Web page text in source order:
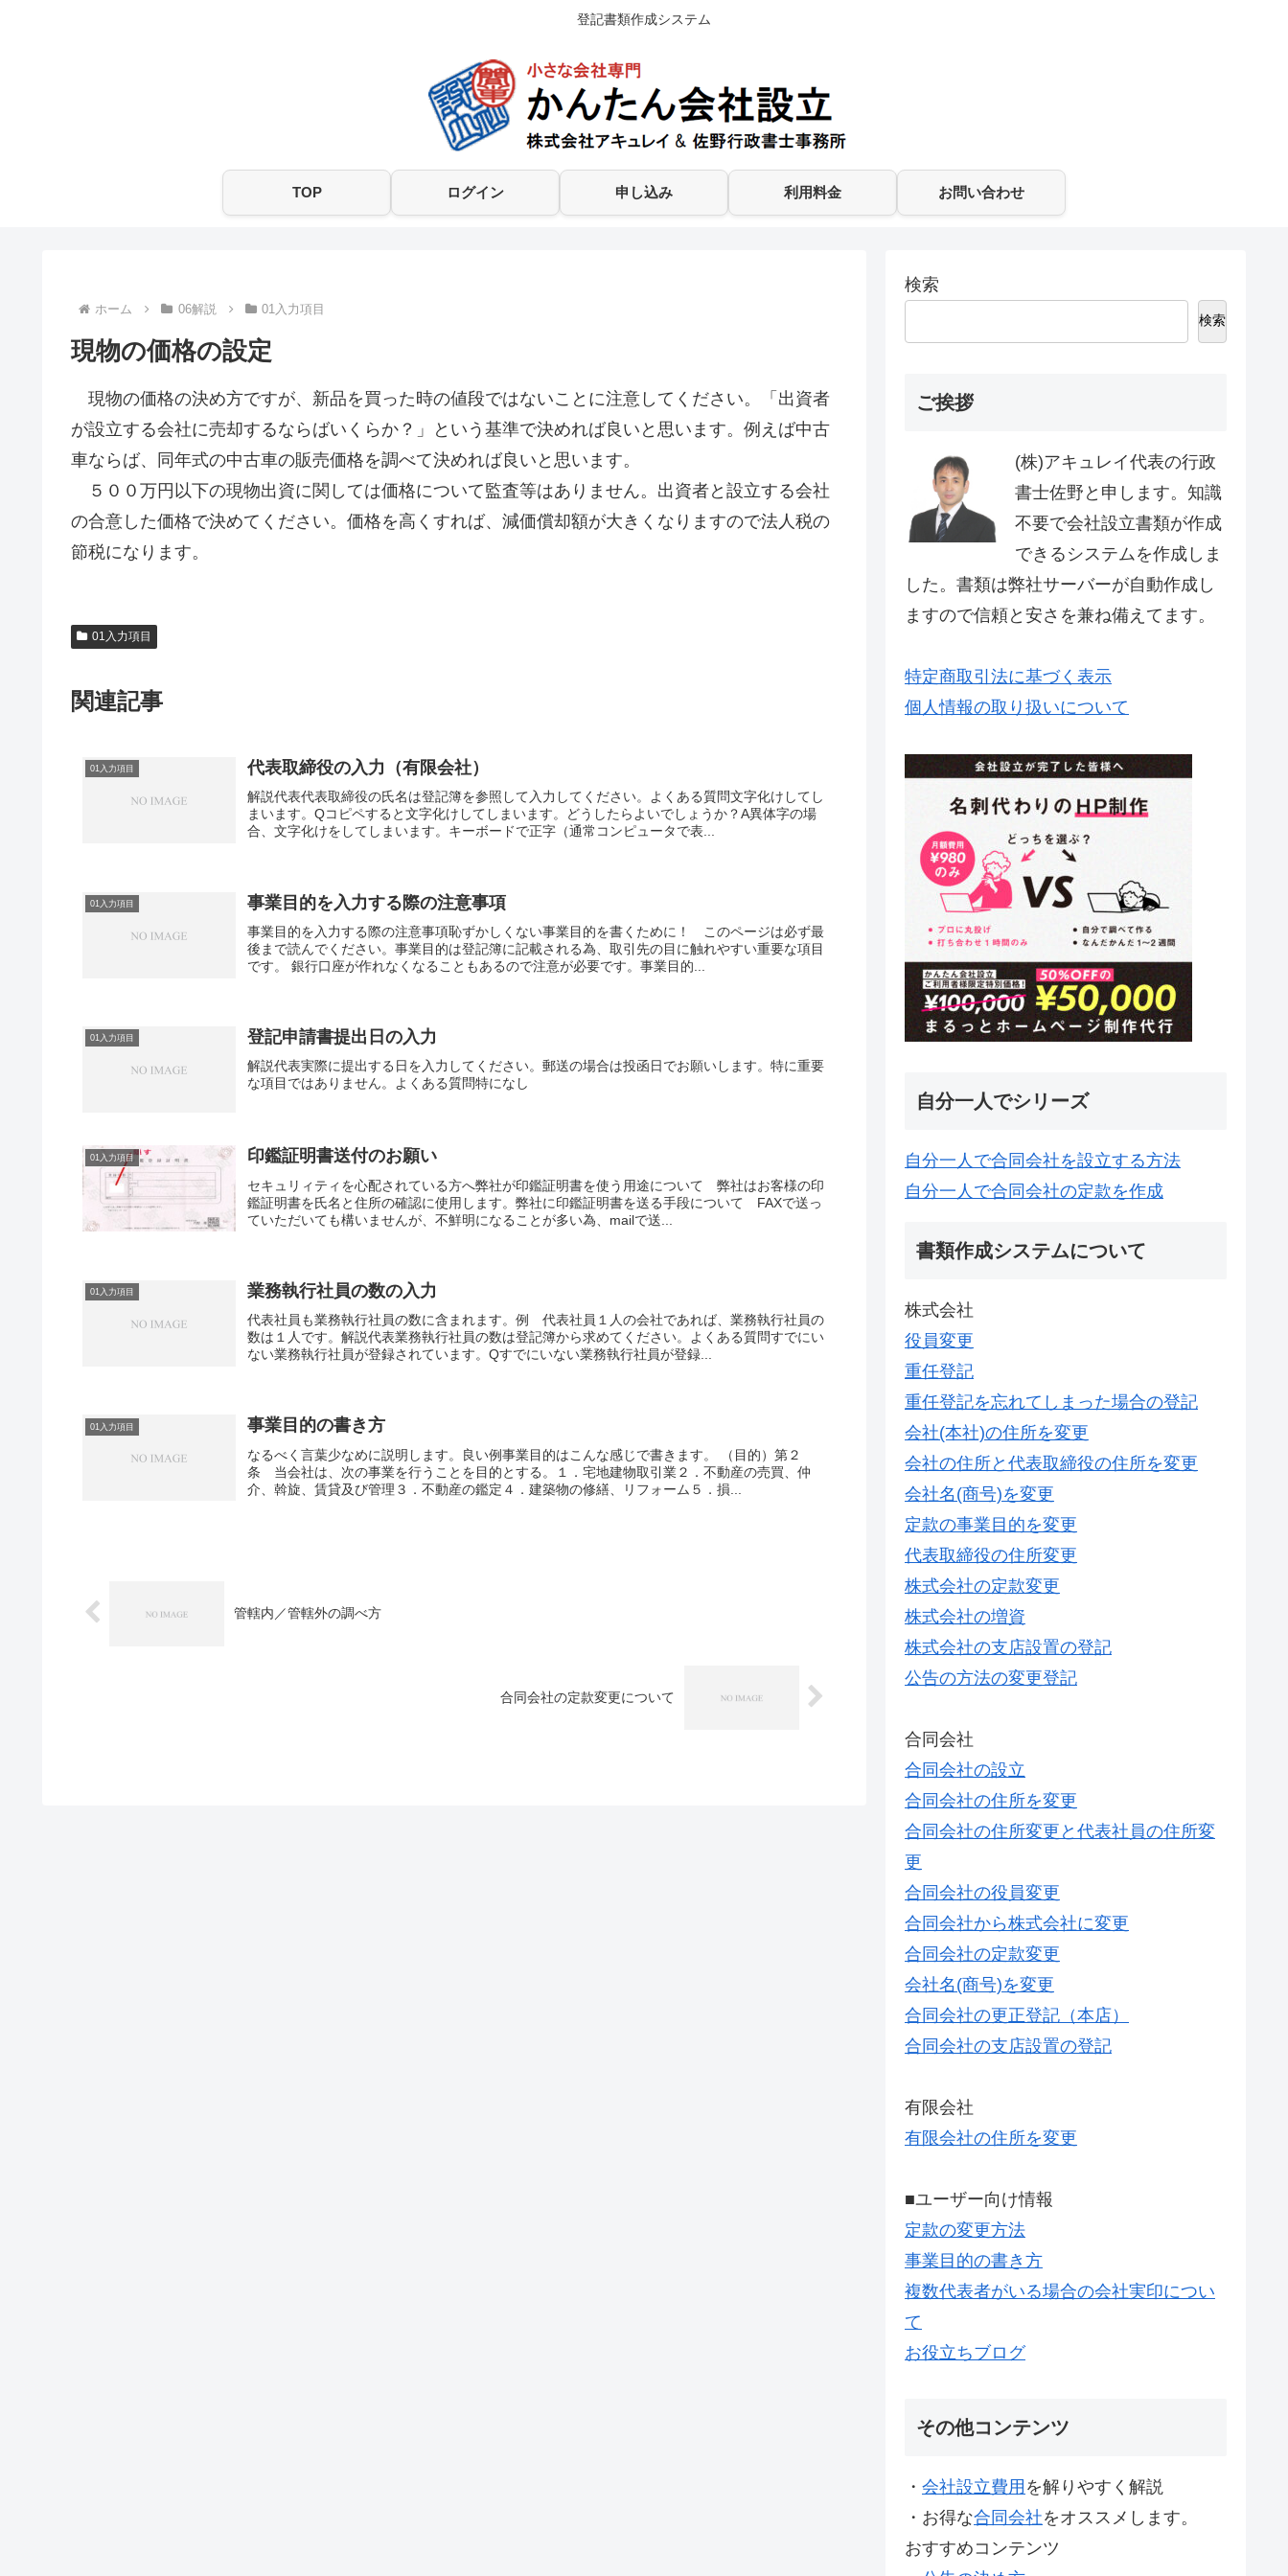
登記書類作成システム
TOP ログイン 申し込み 利用料金 お問い合わせ
ホーム 06解説 01入力項目
現物の価格の設定
現物の価格の決め方ですが、新品を買った時の値段ではないことに注意してください。「出資者
が設立する会社に売却するならばいくらか？」という基準で決めれば良いと思います。例えば中古
車ならば、同年式の中古車の販売価格を調べて決めれば良いと思います。
５００万円以下の現物出資に関しては価格について監査等はありません。出資者と設立する会社
の合意した価格で決めてください。価格を高くすれば、減価償却額が大きくなりますので法人税の
節税になります。
01入力項目
関連記事
01入力項目 代表取締役の入力（有限会社）
解説代表代表取締役の氏名は登記簿を参照して入力してください。よくある質問文字化けしてし
まいます。Qコピペすると文字化けしてしまいます。どうしたらよいでしょうか？A異体字の場
合、文字化けをしてしまいます。キーボードで正字（通常コンピュータで表...
01入力項目 事業目的を入力する際の注意事項
事業目的を入力する際の注意事項恥ずかしくない事業目的を書くために！ このページは必ず最
後まで読んでください。事業目的は登記簿に記載される為、取引先の目に触れやすい重要な項目
です。 銀行口座が作れなくなることもあるので注意が必要です。事業目的...
01入力項目 登記申請書提出日の入力
解説代表実際に提出する日を入力してください。郵送の場合は投函日でお願いします。特に重要
な項目ではありません。よくある質問特になし
01入力項目 印鑑証明書送付のお願い
セキュリィティを心配されている方へ弊社が印鑑証明書を使う用途について 弊社はお客様の印
鑑証明書を氏名と住所の確認に使用します。弊社に印鑑証明書を送る手段について FAXで送っ
ていただいても構いませんが、不鮮明になることが多い為、mailで送...
01入力項目 業務執行社員の数の入力
代表社員も業務執行社員の数に含まれます。例 代表社員１人の会社であれば、業務執行社員の
数は１人です。解説代表業務執行社員の数は登記簿から求めてください。よくある質問すでにい
ない業務執行社員が登録されています。Qすでにいない業務執行社員が登録...
01入力項目 事業目的の書き方
なるべく言葉少なめに説明します。良い例事業目的はこんな感じで書きます。 （目的）第２
条 当会社は、次の事業を行うことを目的とする。１．宅地建物取引業２．不動産の売買、仲
介、斡旋、賃貸及び管理３．不動産の鑑定４．建築物の修繕、リフォーム５．損...
管轄内／管轄外の調べ方
合同会社の定款変更について
検索
検索
ご挨拶
(株)アキュレイ代表の行政
書士佐野と申します。知識
不要で会社設立書類が作成
できるシステムを作成しま
した。書類は弊社サーバーが自動作成し
ますので信頼と安さを兼ね備えてます。
特定商取引法に基づく表示
個人情報の取り扱いについて
自分一人でシリーズ
自分一人で合同会社を設立する方法
自分一人で合同会社の定款を作成
書類作成システムについて
株式会社
役員変更
重任登記
重任登記を忘れてしまった場合の登記
会社(本社)の住所を変更
会社の住所と代表取締役の住所を変更
会社名(商号)を変更
定款の事業目的を変更
代表取締役の住所変更
株式会社の定款変更
株式会社の増資
株式会社の支店設置の登記
公告の方法の変更登記
合同会社
合同会社の設立
合同会社の住所を変更
合同会社の住所変更と代表社員の住所変
更
合同会社の役員変更
合同会社から株式会社に変更
合同会社の定款変更
会社名(商号)を変更
合同会社の更正登記（本店）
合同会社の支店設置の登記
有限会社
有限会社の住所を変更
■ユーザー向け情報
定款の変更方法
事業目的の書き方
複数代表者がいる場合の会社実印につい
て
お役立ちブログ
その他コンテンツ
・ 会社設立費用 を解りやすく解説
・お得な合同会社をオススメします。
おすすめコンテンツ